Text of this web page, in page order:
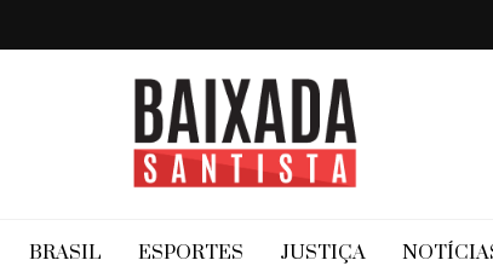
Baixada Santista
BRASIL ESPORTES JUSTIÇA